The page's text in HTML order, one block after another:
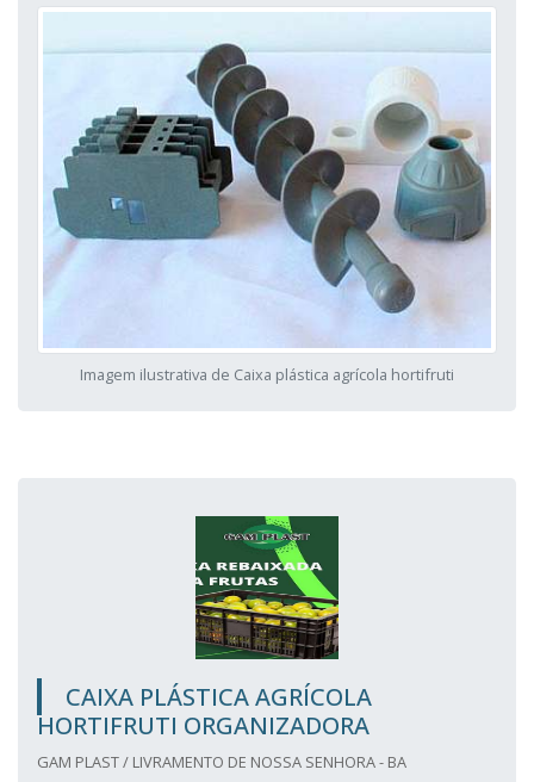
Imagem ilustrativa de Caixa plástica agrícola hortifruti
CAIXA PLÁSTICA AGRÍCOLA
HORTIFRUTI ORGANIZADORA
GAM PLAST / LIVRAMENTO DE NOSSA SENHORA - BA